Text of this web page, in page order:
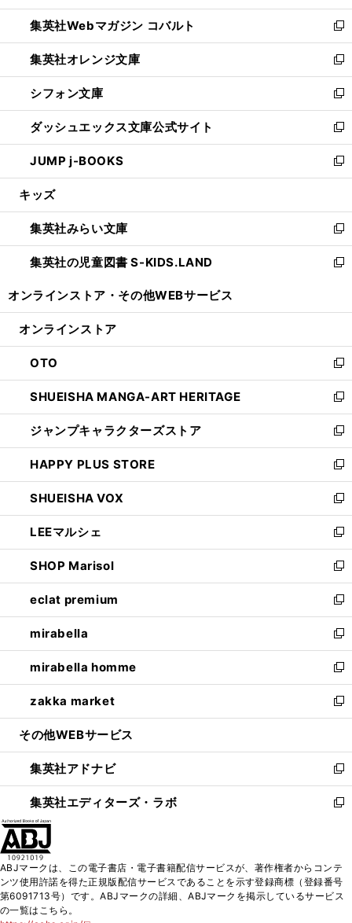
開
く
ウ
で
開
く
ン
ド
ウ
で
開
く
ウ
ィ
ン
ド
ウ
で
開
く
集英社Webマガジン コバルト
新
し
い
ウ
ィ
ン
ド
ウ
で
開
集英社オレンジ文庫
新
し
い
ウ
ィ
ン
ド
ウ
開
く
シフォン文庫
新
し
い
ウ
ィ
ン
ウ
で
開
く
ダッシュエックス文庫公式サイト
新
し
い
ウ
ン
ド
ウ
で
JUMP j-BOOKS
新
し
ウ
ィ
ン
ド
開
キッズ
集英社みらい文庫
新
し
い
ン
ウ
で
開
く
集英社の児童図書 S-KIDS.LAND
新
ウ
ン
ド
ウ
で
開
く
オンラインストア・ その他WEBサービス
オンラインストア
OTO
新
し
い
ウ
ィ
ン
ド
ウ
で
開
く
SHUEISHA MANGA-ART HERITAGE
新
し
い
ウ
ィ
ン
ド
ウ
で
開
く
ジャンプキャラクターズストア
新
し
い
ウ
ィ
ン
ド
ウ
で
開
く
HAPPY PLUS STORE
新
し
い
ウ
ィ
ン
ド
ウ
で
開
く
SHUEISHA VOX
新
し
い
ウ
ィ
ン
ド
ウ
で
開
く
LEEマルシェ
新
し
い
ウ
ィ
ン
ド
ウ
で
開
く
SHOP Marisol
新
し
い
ウ
ィ
ン
ド
ウ
で
開
eclat premium
新
し
い
ウ
ィ
ン
ド
ウ
開
く
mirabella
新
し
い
ウ
ィ
ン
ウ
で
開
く
mirabella homme
新
し
い
ウ
ン
ド
ウ
で
zakka market
新
し
ウ
ィ
ン
ド
く
その他WEBサービス
集英社アドナビ
新
し
い
ド
ウ
で
集英社エディターズ・ラボ
新
ィ
ン
ド
ABJマークは、この電子書店・電子書籍配信サービスが、著作権者からコンテ
ンツ使用許諾を得た正規版配信サービスであることを示す登録商標（登録番号
第6091713号）です。ABJマークの詳細、ABJマークを掲示しているサービス
の一覧はこちら。